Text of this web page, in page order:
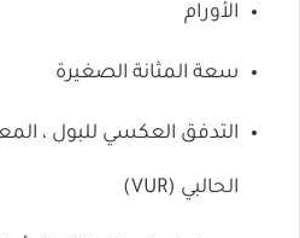
الأورام
سعة المثانة الصغيرة
التدفق العكسي للبول ،
الحالبي (VUR)